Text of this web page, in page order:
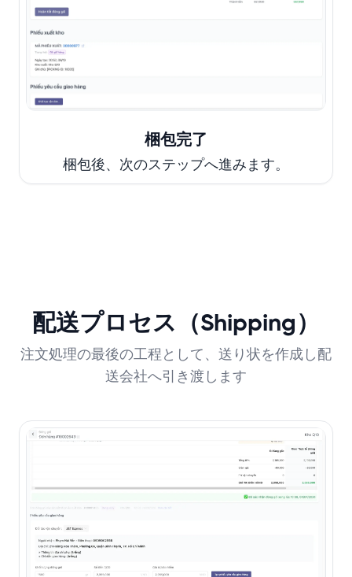
梱包完了
梱包後、次のステップへ進みます。
配送プロセス（Shipping）
注文処理の最後の工程として、送り状を作成し配
送会社へ引き渡します